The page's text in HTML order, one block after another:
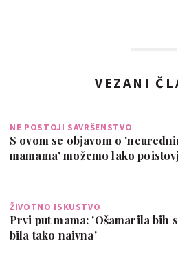
VEZANI
NE POSTOJI SAVRŠENSTVO
S ovom se objavom o
mamama' možemo lako
ŽIVOTNO ISKUSTVO
Prvi put mama: 'Ošamarila bih
bila tako naivna'